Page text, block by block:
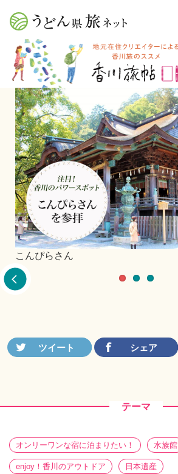
丸亀城
テーマ
オンリーワンな宿に泊まりたい！ 水族館
enjoy！香川のアウトドア 日本遺産